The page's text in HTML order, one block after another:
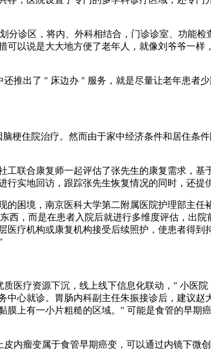
诊区，将内、外科相结合，门诊诊室、功能
以说是大大地方便了老年人，就像刘爷爷一
推出了 " 床边办 " 服务，就是尽量让老年患者
梗住院治疗。然而由于家中经济条件和居住条
联合康复师一起评估了张先生的康复需求，
实地回访，跟踪张先生恢复情况的同时，还提
困境，南京医科大学第二附属医院护理部主任
西，而是在患者入院后就进行多维度评估，出
疗机构或康复机构接受后续照护，使患者得
医疗资源下沉，线上线下信息化联动，" 小医
心就诊。胃肠内科副主任朱振接诊后，建议赵
上有一小片粗糙的区域。" 可能是食管的早期
内瘤变属于食管早期癌变，可以通过内镜下微